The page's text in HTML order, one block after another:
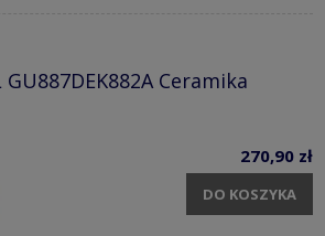
Ceramika
270,90 zł
DO KOSZYKA